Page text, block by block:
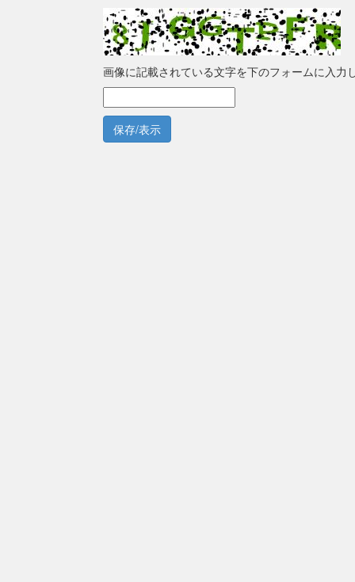
画像に記載されている文字を下のフォームに入力
保存/表示